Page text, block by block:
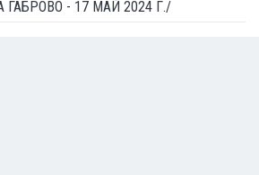
- 17 МАЙ 2024 Г./